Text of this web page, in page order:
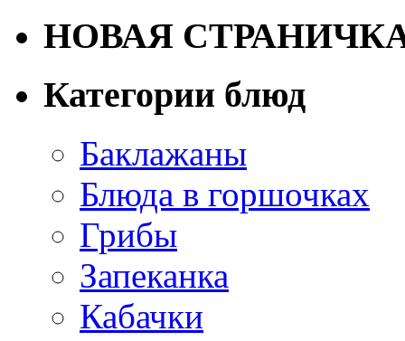
НОВАЯ
Категории блюд
Баклажаны
Блюда в горшочках
Грибы
Запеканка
Кабачки